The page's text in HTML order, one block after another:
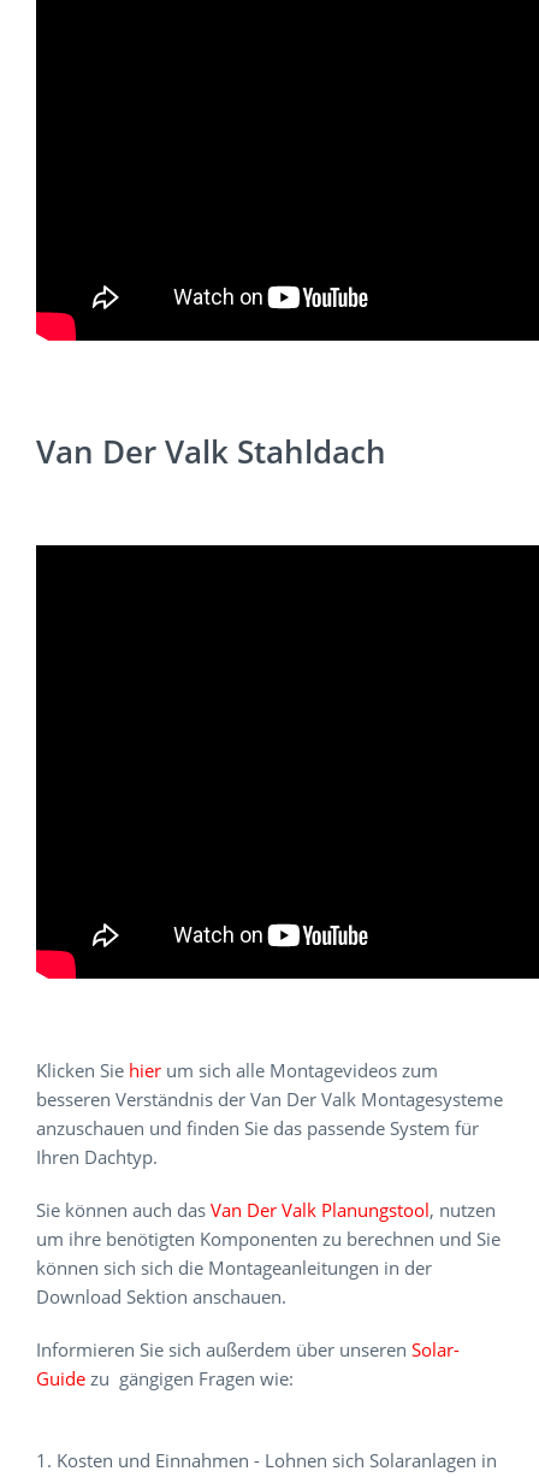
Van Der Valk Stahldach
Klicken Sie hier um sich alle Montagevideos zum
besseren Verständnis der Van Der Valk Montagesysteme
anzuschauen und finden Sie das passende System für
Ihren Dachtyp.
Sie können auch das Van Der Valk Planungstool, nutzen
um ihre benötigten Komponenten zu berechnen und Sie
können sich sich die Montageanleitungen in der
Download Sektion anschauen.
Informieren Sie sich außerdem über unseren Solar-
Guide zu gängigen Fragen wie:
1. Kosten und Einnahmen - Lohnen sich Solaranlagen in